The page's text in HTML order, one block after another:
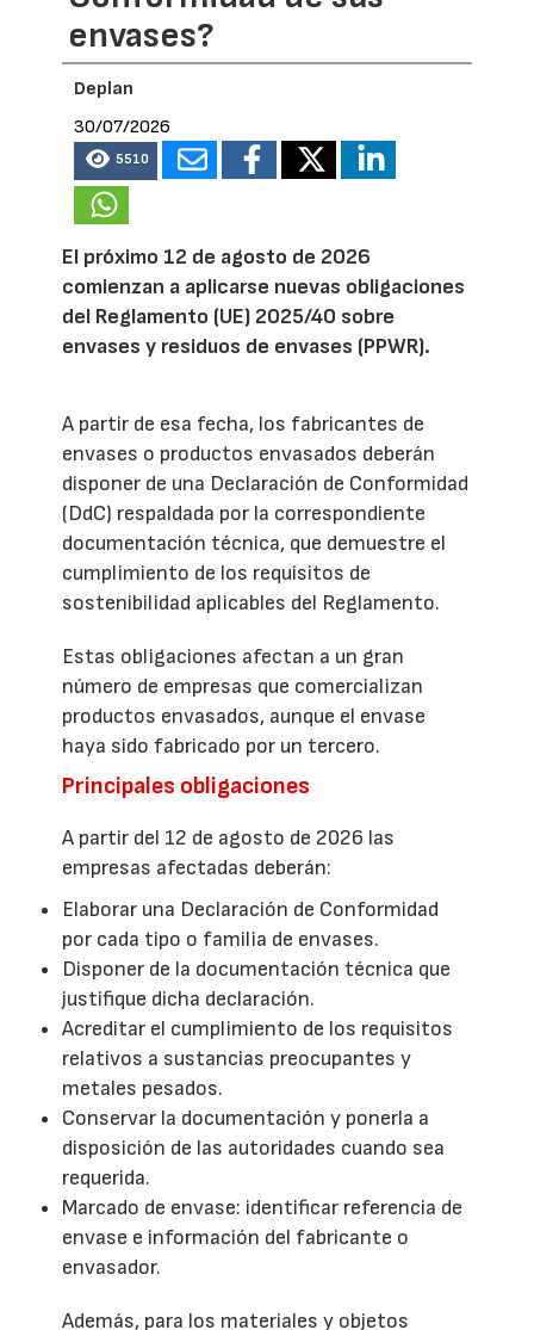
envases?
Deplan
30/07/2026
5510
El próximo 12 de agosto de 2026
comienzan a aplicarse nuevas obligaciones
del Reglamento (UE) 2025/40 sobre
envases y residuos de envases (PPWR).
A partir de esa fecha, los fabricantes de
envases o productos envasados deberán
disponer de una Declaración de Conformidad
(DdC) respaldada por la correspondiente
documentación técnica, que demuestre el
cumplimiento de los requisitos de
sostenibilidad aplicables del Reglamento.
Estas obligaciones afectan a un gran
número de empresas que comercializan
productos envasados, aunque el envase
haya sido fabricado por un tercero.
Principales obligaciones
A partir del 12 de agosto de 2026 las
empresas afectadas deberán:
Elaborar una Declaración de Conformidad
por cada tipo o familia de envases.
Disponer de la documentación técnica que
justifique dicha declaración.
Acreditar el cumplimiento de los requisitos
relativos a sustancias preocupantes y
metales pesados.
Conservar la documentación y ponerla a
disposición de las autoridades cuando sea
requerida.
Marcado de envase: identificar referencia de
envase e información del fabricante o
envasador.
Además, para los materiales y objetos